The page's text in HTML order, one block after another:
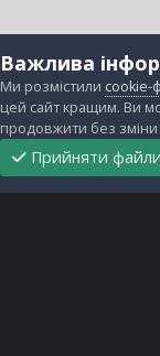
Важлива
Ми розмістили cookie-
цей сайт кращим. Ви
продовжити без
Прийняти
Головна
Підтримати
нас